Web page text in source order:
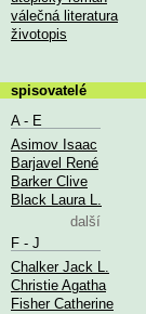
válečná literatura
životopis
spisovatelé
A - E
Asimov Isaac
Barjavel René
Barker Clive
Black Laura L.
další
F - J
Chalker Jack L.
Christie Agatha
Fisher Catherine